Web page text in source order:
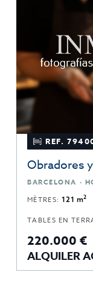
REF.
Obradores
BARCELONA ·
MÈTRES:121 m2
TABLES EN
220.000 €
ALQUILER